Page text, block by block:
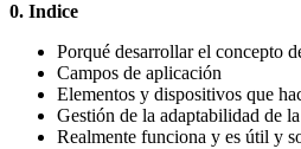
0. Indice
Porqué desarrollar el concepto
Campos de aplicación
Elementos y dispositivos que
Gestión de la adaptabilidad de
Realmente funciona y es útil y